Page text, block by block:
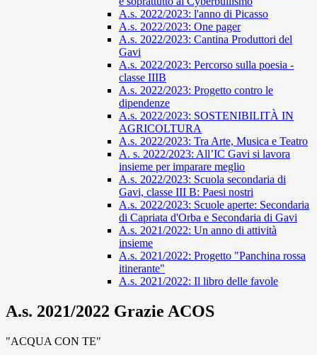
A.s. 2022/2023: l'anno di Picasso
A.s. 2022/2023: One pager
A.s. 2022/2023: Cantina Produttori del
Gavi
A.s. 2022/2023: Percorso sulla poesia -
classe IIIB
A.s. 2022/2023: Progetto contro le
dipendenze
A.s. 2022/2023: SOSTENIBILITÀ IN
AGRICOLTURA
A.s. 2022/2023: Tra Arte, Musica e Teatro
A. s. 2022/2023: All’IC Gavi si lavora
insieme per imparare meglio
A.s. 2022/2023: Scuola secondaria di
Gavi, classe III B: Paesi nostri
A.s. 2022/2023: Scuole aperte: Secondaria
di Capriata d'Orba e Secondaria di Gavi
A.s. 2021/2022: Un anno di attività
insieme
A.s. 2021/2022: Progetto "Panchina rossa
itinerante"
A.s. 2021/2022: Il libro delle favole
A.s. 2021/2022 Grazie ACOS
"ACQUA CON TE"